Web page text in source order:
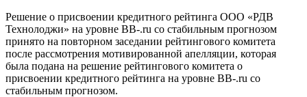
Решение о присвоении кредитного рейтинга ООО «РДВ
Технолоджи» на уровне BB-.ru со стабильным прогнозом
принято на повторном заседании рейтингового комитета
после рассмотрения мотивированной апелляции, которая
была подана на решение рейтингового комитета о
присвоении кредитного рейтинга на уровне BB-.ru со
стабильным прогнозом.